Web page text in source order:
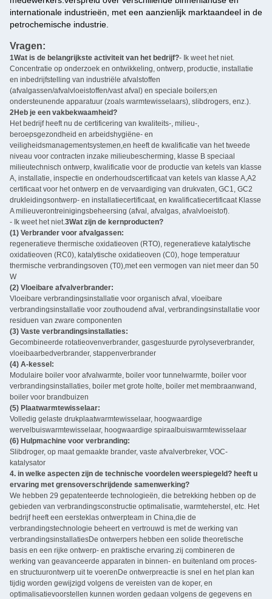
internationale industrieën, met een aanzienlijk marktaandeel in de
petrochemische industrie.
Vragen:
1Wat is de belangrijkste activiteit van het bedrijf?- Ik weet het niet.
Concentratie op onderzoek en ontwikkeling, ontwerp, productie, installatie
en inbedrijfstelling van industriële afvalstoffen
(afvalgassen/afvalvloeistoffen/vast afval) en speciale boilers;en
ondersteunende apparatuur (zoals warmtewisselaars), slibdrogers, enz.).
2Heb je een vakbekwaamheid?
Het bedrijf heeft nu de certificering van kwaliteits-, milieu-,
beroepsgezondheid en arbeidshygiëne- en
veiligheidsmanagementsystemen,en heeft de kwalificatie van het tweede
niveau voor contracten inzake milieubescherming, klasse B speciaal
milieutechnisch ontwerp, kwalificatie voor de productie van ketels van klasse
A, installatie, inspectie en onderhoudscertificaat van ketels van klasse A,A2
certificaat voor het ontwerp en de vervaardiging van drukvaten, GC1, GC2
drukleidingsontwerp- en installatiecertificaat, en kwalificatiecertificaat Klasse
A milieuverontreinigingsbeheersing (afval, afvalgas, afvalvloeistof).
- Ik weet het niet.3Wat zijn de kernproducten?
(1) Verbrander voor afvalgassen:
regeneratieve thermische oxidatieoven (RTO), regeneratieve katalytische
oxidatieoven (RC0), katalytische oxidatieoven (C0), hoge temperatuur
thermische verbrandingsoven (T0),met een vermogen van niet meer dan 50
W
(2) Vloeibare afvalverbrander:
Vloeibare verbrandingsinstallatie voor organisch afval, vloeibare
verbrandingsinstallatie voor zouthoudend afval, verbrandingsinstallatie voor
residuen van zware componenten
(3) Vaste verbrandingsinstallaties:
Gecombineerde rotatieovenverbrander, gasgestuurde pyrolyseverbrander,
vloeibaarbedverbrander, stappenverbrander
(4) A-kessel:
Modulaire boiler voor afvalwarmte, boiler voor tunnelwarmte, boiler voor
verbrandingsinstallaties, boiler met grote holte, boiler met membraanwand,
boiler voor brandbuizen
(5) Plaatwarmtewisselaar:
Volledig gelaste drukplaatwarmtewisselaar, hoogwaardige
wervelbuiswarmtewisselaar, hoogwaardige spiraalbuiswarmtewisselaar
(6) Hulpmachine voor verbranding:
Slibdroger, op maat gemaakte brander, vaste afvalverbreker, VOC-
katalysator
4. in welke aspecten zijn de technische voordelen weerspiegeld? heeft u
ervaring met grensoverschrijdende samenwerking?
We hebben 29 gepatenteerde technologieën, die betrekking hebben op de
gebieden van verbrandingsconstructie optimalisatie, warmteherstel, etc. Het
bedrijf heeft een eersteklas ontwerpteam in China,die de
verbrandingstechnologie beheert en vertrouwd is met de werking van
verbrandingsinstallatiesDe ontwerpers hebben een solide theoretische
basis en een rijke ontwerp- en praktische ervaring.zij combineren de
werking van geavanceerde apparaten in binnen- en buitenland om proces-
en structuurontwerp uit te voerenDe ontwerpreactie is snel en het plan kan
tijdig worden gewijzigd volgens de vereisten van de koper, en
optimalisatievoorstellen kunnen worden gedaan volgens de gegevens en